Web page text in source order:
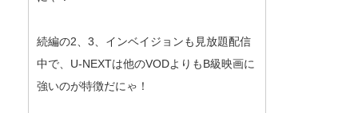
続編の2、3、インベイジョンも見放題配信
中で、U-NEXTは他のVODよりもB級映画に
強いのが特徴だにゃ！